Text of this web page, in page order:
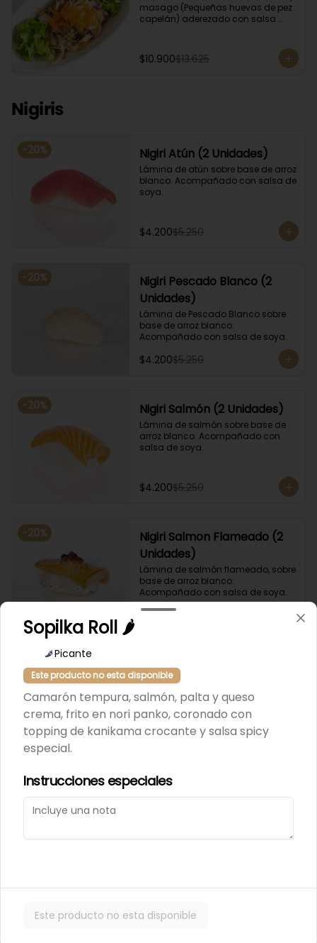
masago (Pequeñas huevas de pez
capelán) aderezado con salsa
$10.900$13.625
Nigiris
-20% Nigiri Atún (2 Unidades)
Lámina de atún sobre base de arroz
blanco. Acompañado con salsa de
soya.
$4.200$5.250
-20%
Nigiri Pescado Blanco (2
Unidades)
Lámina de Pescado Blanco sobre
base de arroz blanco.
Acompañado con salsa de soya.
$4.200$5.250
-20% Nigiri Salmón (2 Unidades)
Lámina de salmón sobre base de
arroz blanco. Acompañado con
salsa de soya.
$4.200$5.250
-20%
Nigiri Salmon Flameado (2
Unidades)
Lámina de salmón flameado, sobre
base de arroz blanco.
Acompañado con salsa de soya.
$4.800$6.000
%
Nigiri Atun Flameado (2
Unidades)
Lámina de atún flameado, sobre
base de arroz blanco.
Acompañado con salsa de soya.
-20%
chimichurri, sobre base de arroz
20%
Gunkan de Masago (2
Sopilka Roll 🌶
Picante
Este producto no esta disponible
Camarón tempura, salmón, palta y queso
crema, frito en nori panko, coronado con
topping de kanikama crocante y salsa spicy
especial.
Instrucciones especiales
Este producto no esta disponible